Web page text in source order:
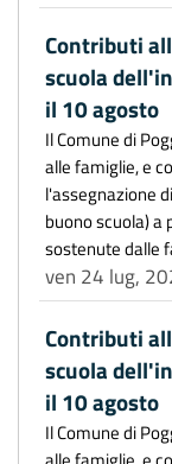
Contributi
scuola
il 10 agosto
Il Comune di
alle famiglie, e
l'assegnazione
buono scuola) a
sostenute dalle
ven 24 lug,
Contributi
scuola
il 10 agosto
Il Comune di